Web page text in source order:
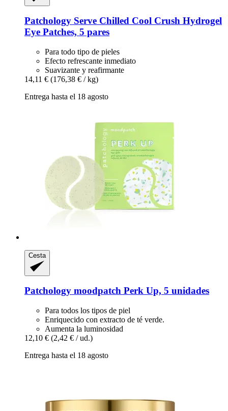
Patchology Serve Chilled Cool Crush Hydrogel
Eye Patches, 5 pares
Para todo tipo de pieles
Efecto refrescante inmediato
Suavizante y reafirmante
14,11 € (176,38 € / kg)
Entrega hasta el 18 agosto
Cesta
Patchology moodpatch Perk Up, 5 unidades
Para todos los tipos de piel
Enriquecido con extracto de té verde.
Aumenta la luminosidad
12,10 € (2,42 € / ud.)
Entrega hasta el 18 agosto